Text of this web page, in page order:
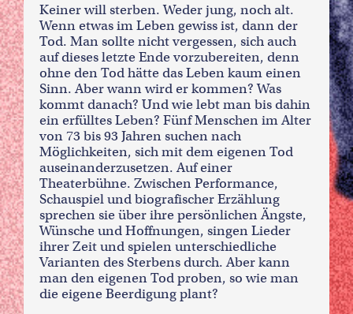
Keiner will sterben. Weder jung, noch alt.
Wenn etwas im Leben gewiss ist, dann der
Tod. Man sollte nicht vergessen, sich auch
auf dieses letzte Ende vorzubereiten, denn
ohne den Tod hätte das Leben kaum einen
Sinn. Aber wann wird er kommen? Was
kommt danach? Und wie lebt man bis dahin
ein erfülltes Leben? Fünf Menschen im Alter
von 73 bis 93 Jahren suchen nach
Möglichkeiten, sich mit dem eigenen Tod
auseinanderzusetzen. Auf einer
Theaterbühne. Zwischen Performance,
Schauspiel und biografischer Erzählung
sprechen sie über ihre persönlichen Ängste,
Wünsche und Hoffnungen, singen Lieder
ihrer Zeit und spielen unterschiedliche
Varianten des Sterbens durch. Aber kann
man den eigenen Tod proben, so wie man
die eigene Beerdigung plant?